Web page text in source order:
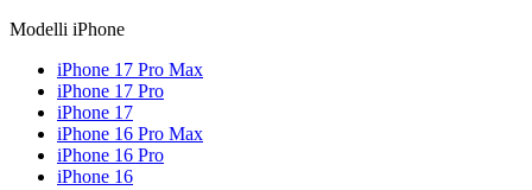
Modelli iPhone
iPhone 17 Pro Max
iPhone 17 Pro
iPhone 17
iPhone 16 Pro Max
iPhone 16 Pro
iPhone 16